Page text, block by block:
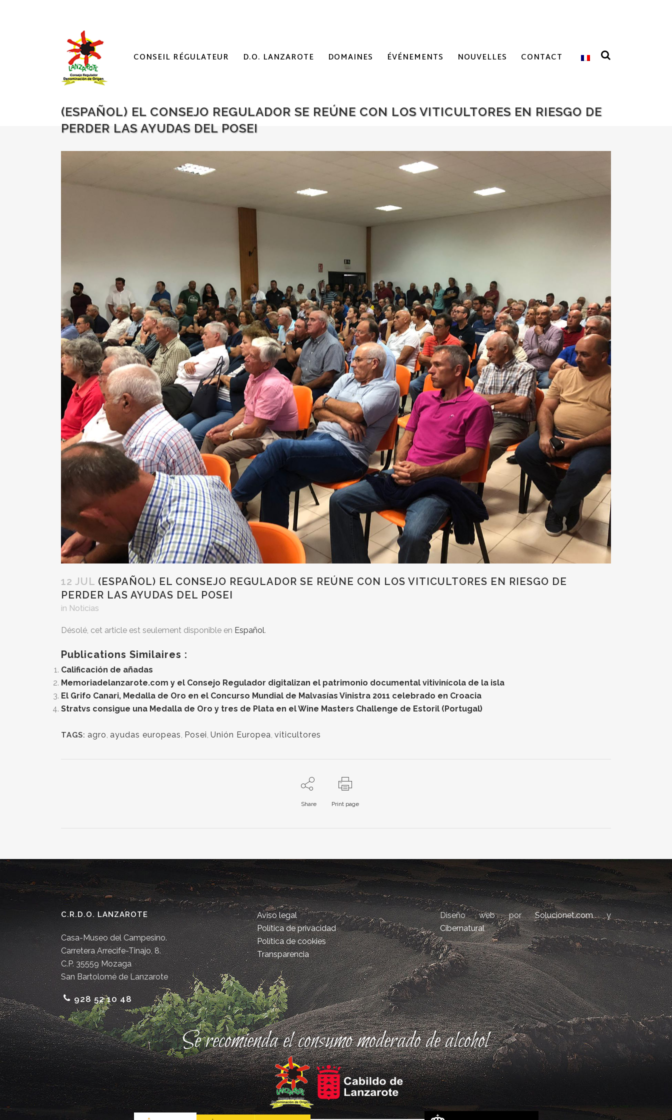
CONSEIL RÉGULATEUR D.O. LANZAROTE DOMAINES ÉVÉNEMENTS NOUVELLES CONTACT
(ESPAÑOL) EL CONSEJO REGULADOR SE REÚNE CON LOS VITICULTORES EN RIESGO DE
PERDER LAS AYUDAS DEL POSEI
12 JUL (ESPAÑOL) EL CONSEJO REGULADOR SE REÚNE CON LOS VITICULTORES EN RIESGO DE
PERDER LAS AYUDAS DEL POSEI
in Noticias
Désolé, cet article est seulement disponible en Español.
Publications Similaires :
Calificación de añadas
Memoriadelanzarote.com y el Consejo Regulador digitalizan el patrimonio documental vitivinícola de la isla
El Grifo Canari, Medalla de Oro en el Concurso Mundial de Malvasías Vinistra 2011 celebrado en Croacia
Stratvs consigue una Medalla de Oro y tres de Plata en el Wine Masters Challenge de Estoril (Portugal)
TAGS: agro, ayudas europeas, Posei, Unión Europea, viticultores
Share Print page
C.R.D.O. LANZAROTE
Casa-Museo del Campesino.
Carretera Arrecife-Tinajo, 8.
C.P. 35559 Mozaga
San Bartolomé de Lanzarote
928 52 10 48
Aviso legal
Política de privacidad
Política de cookies
Transparencia
Diseño web porSolucionet.comy
Cibernatural
Se recomienda el consumo moderado de alcohol